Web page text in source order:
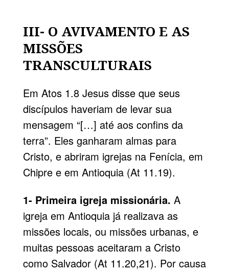
III- O AVIVAMENTO E AS
MISSÕES
TRANSCULTURAIS
Em Atos 1.8Jesus disse que seus
discípulos haveriam de levar sua
mensagem “[…] até aos confins da
terra”. Eles ganharam almas para
Cristo, e abriram igrejas na Fenícia, em
Chipre e em Antioquia (At 11.19).
1- Primeira igreja missionária. A
igreja em Antioquia já realizava as
missões locais, ou missões urbanas, e
muitas pessoas aceitaram a Cristo
como Salvador (At 11.20,21). Por causa